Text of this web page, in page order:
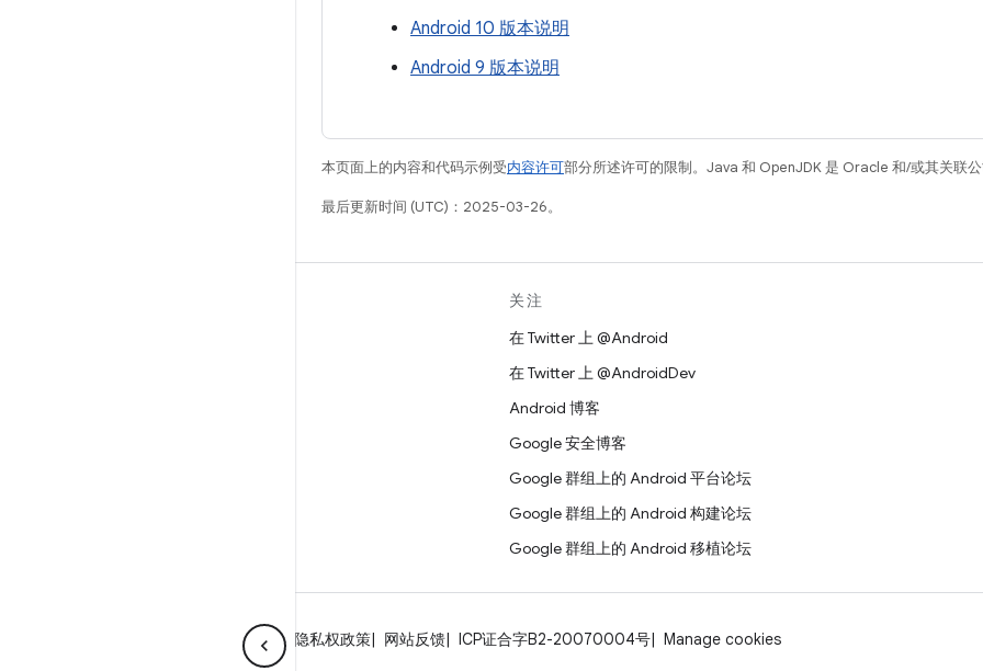
Android 10 版本说明
Android 9 版本说明
本页面上的内容和代码示例受内容许可部分所述许可的限制。Java 和 OpenJDK 是 Oracle 和/或其关联公
最后更新时间 (UTC)：2025-03-26。
关注
在 Twitter 上 @Android
在 Twitter 上 @AndroidDev
Android 博客
Google 安全博客
Google 群组上的 Android 平台论坛
Google 群组上的 Android 构建论坛
Google 群组上的 Android 移植论坛
许可 隐私权政策 网站反馈 ICP证合字B2-20070004号 Manage cookies